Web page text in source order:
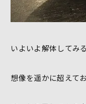
いよいよ解体してみ
想像を遥かに超えて